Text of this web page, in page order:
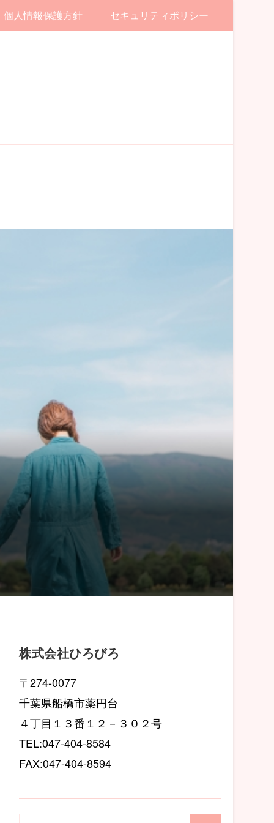
個人情報保護方針 セキュリティポリシー
株式会社ひろびろ
〒274-0077
千葉県船橋市薬円台
４丁目１３番１２－３０２号
TEL:047-404-8584
FAX:047-404-8594